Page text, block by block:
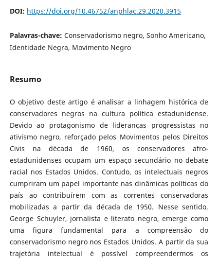
DOI: https://doi.org/10.46752/anphlac.29.2020.3915
Palavras-chave: Conservadorismo negro, Sonho Americano,
Identidade Negra, Movimento Negro
Resumo
O objetivo deste artigo é analisar a linhagem histórica de
conservadores negros na cultura política estadunidense.
Devido ao protagonismo de lideranças progressistas no
ativismo negro, reforçado pelos Movimentos pelos Direitos
Civis na década de 1960, os conservadores afro-
estadunidenses ocupam um espaço secundário no debate
racial nos Estados Unidos. Contudo, os intelectuais negros
cumpriram um papel importante nas dinâmicas políticas do
país ao contribuírem com as correntes conservadoras
mobilizadas a partir da década de 1950. Nesse sentido,
George Schuyler, jornalista e literato negro, emerge como
uma figura fundamental para a compreensão do
conservadorismo negro nos Estados Unidos. A partir da sua
trajetória intelectual é possível compreendermos os